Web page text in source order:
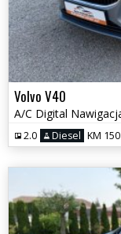
Volvo V40
2.0 Diesel KM 150